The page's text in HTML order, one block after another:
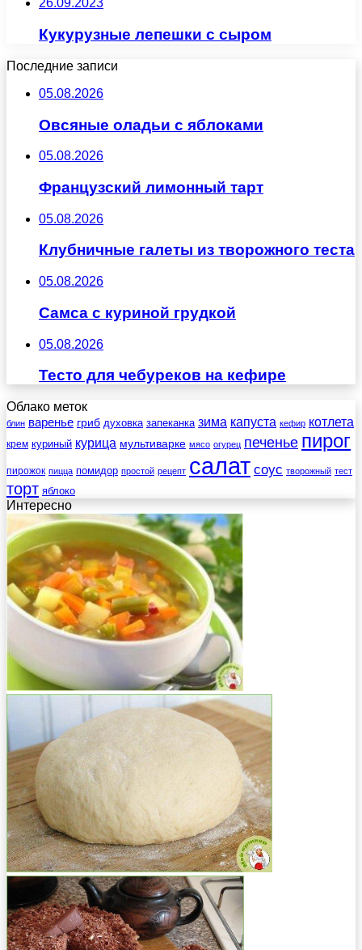
26.09.2023
Кукурузные лепешки с сыром
Последние записи
05.08.2026
Овсяные оладьи с яблоками
05.08.2026
Французский лимонный тарт
05.08.2026
Клубничные галеты из творожного теста
05.08.2026
Самса с куриной грудкой
05.08.2026
Тесто для чебуреков на кефире
Облако меток
блин варенье гриб духовка запеканка зима капуста кефир котлета
крем куриный курица мультиварке мясо огурец печенье пирог
пирожок пицца помидор простой рецепт салат соус творожный тест
торт яблоко
Интересно